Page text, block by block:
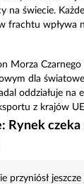
na świecie.
frachtu wpływa
Morza
dla
oddziałuje na
z krajów
Rynek
przyniósł